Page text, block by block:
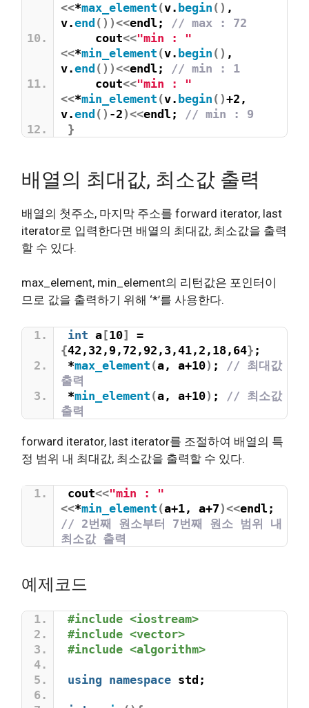
<<*max_element (v. begin () ,
v.end ())<<endl; // max : 72
    cout
<<"min : "
<<*min_element (v. begin () ,
v.end ())<<endl; // min : 1
    cout
<<"min : "
<<*min_element (v. begin ()+2,
v.end () -2)<<endl; // min : 9
}
배열의 최대값, 최소값 출력
배열의 첫주소, 마지막 주소를 forward iterator, last
iterator로 입력한다면 배열의 최대값, 최소값을 출력
할 수 있다.
max_element, min_element의 리턴값은 포인터이
므로 값을 출력하기 위해 ‘*’를 사용한다.
int a[10]
{42,32,9,72,92,3,41,2,18,64} ;
*max_element (a, a+10) ; // 최대값
출력
*min_element (a, a+10) ; // 최소값
출력
forward iterator, last iterator를 조절하여 배열의 특
정 범위 내 최대값, 최소값을 출력할 수 있다.
cout<<"min : "
<<*min_element (a+1, a+7)<<
// 2번째 원소부터 7번째 원소 범위 내
최소값 출력
예제코드
#include <iostream>
#include <vector>
#include <algorithm>
using namespace std;